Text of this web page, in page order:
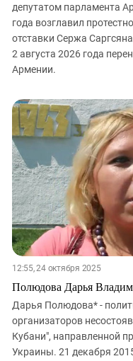
Северная Осетия - Алания
Ставропольский край
Чечня
Южная Осетия
Южный Кавказ
ЮФО
депутатом парламента
года возглавил
отставки Сержа
2 августа 2026 года
Армении.
12:55, 24 октября 2025
Полюдова Дарья
Дарья Полюдова* -
организаторов
Кубани", направленной
Украины. 21 декабря